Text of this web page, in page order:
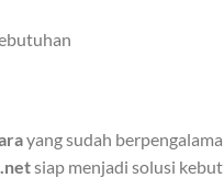
yang sudah
siap menjadi solusi